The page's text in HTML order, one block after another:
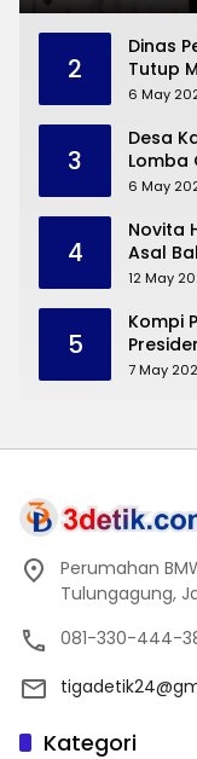
2
Dinas
Tutup
6 May
3
Desa
Lomba
yang
6 May
4
Novita
Asal
12 May
5
Kompi
7 May
Perumahan
Tulungagung,
081-330-444-
Kategori